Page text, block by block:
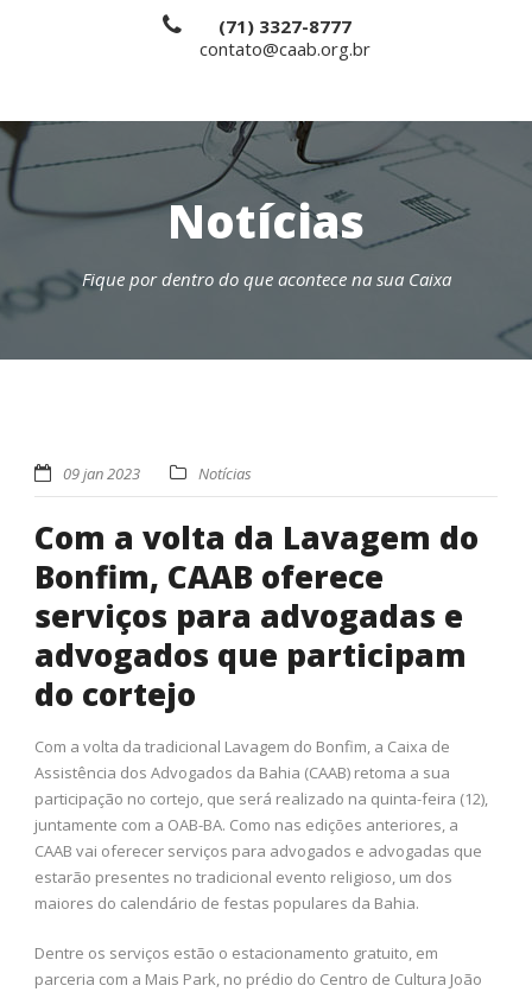
(71) 3327-8777
contato@caab.org.br
Notícias
Fique por dentro do que acontece na sua Caixa
09 jan 2023 Notícias
Com a volta da Lavagem do
Bonfim, CAAB oferece
serviços para advogadas e
advogados que participam
do cortejo
Com a volta da tradicional Lavagem do Bonfim, a Caixa de
Assistência dos Advogados da Bahia (CAAB) retoma a sua
participação no cortejo, que será realizado na quinta-feira (12),
juntamente com a OAB-BA. Como nas edições anteriores, a
CAAB vai oferecer serviços para advogados e advogadas que
estarão presentes no tradicional evento religioso, um dos
maiores do calendário de festas populares da Bahia.
Dentre os serviços estão o estacionamento gratuito, em
parceria com a Mais Park, no prédio do Centro de Cultura João